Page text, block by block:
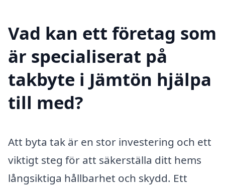
Vad kan ett företag som
är specialiserat på
takbyte i Jämtön hjälpa
till med?
Att byta tak är en stor investering och ett
viktigt steg för att säkerställa ditt hems
långsiktiga hållbarhet och skydd. Ett